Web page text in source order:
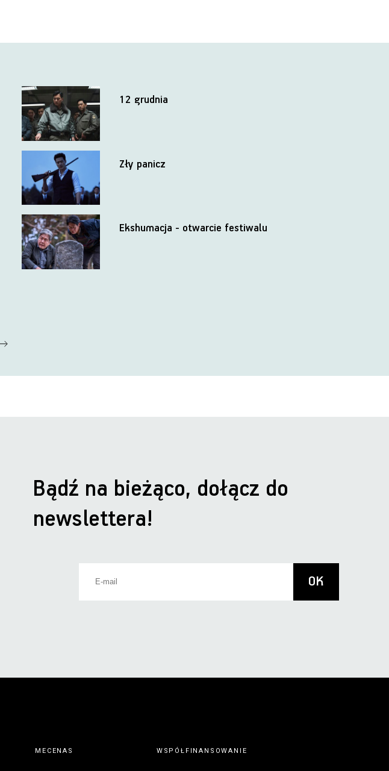
12 grudnia
Zły panicz
Ekshumacja - otwarcie festiwalu
Bądź na bieżąco, dołącz do
newslettera!
MECENAS WSPÓŁFINANSOWANIE